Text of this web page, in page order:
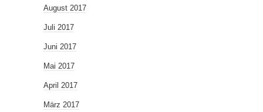
August 2017
Juli 2017
Juni 2017
Mai 2017
April 2017
März 2017